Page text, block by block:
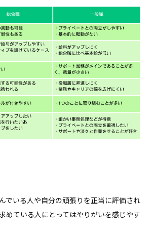
でいる人や自分の頑張りを正当に評価され
めている人にとってはやりがいを感じやす